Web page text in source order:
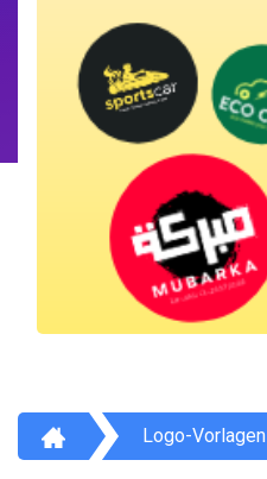
Logo-Vorlagen